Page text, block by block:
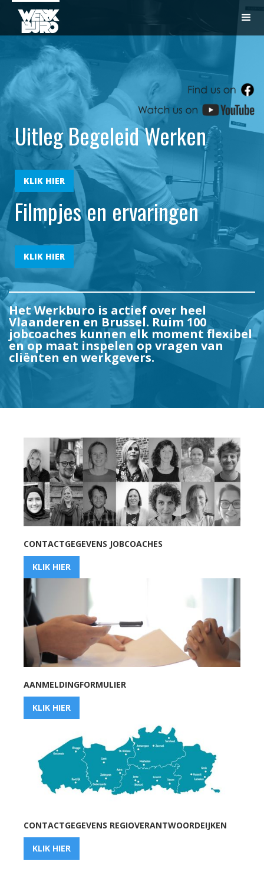
Uitleg Begeleid Werken
KLIK HIER
Filmpjes en ervaringen
KLIK HIER
Het Werkburo is actief over heel
Vlaanderen en Brussel. Ruim 100
jobcoaches kunnen elk moment flexibel
en op maat inspelen op vragen van
cliënten en werkgevers.
CONTACTGEGEVENS JOBCOACHES
KLIK HIER
AANMELDINGFORMULIER
KLIK HIER
CONTACTGEGEVENS REGIOVERANTWOORDEIJKEN
KLIK HIER